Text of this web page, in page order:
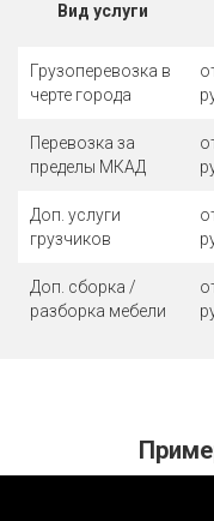
Вид услуги
Грузоперевозка в
черте города
Перевозка за
пределы МКАД
Доп. услуги
грузчиков
Доп. сборка /
разборка мебели